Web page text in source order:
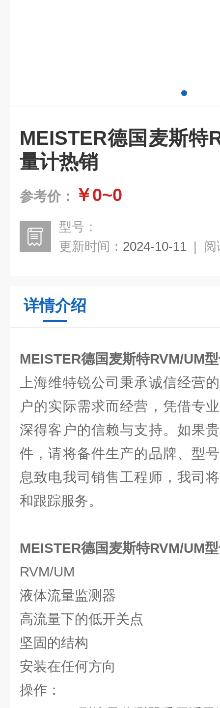
MEISTER德国麦斯特
量计热销
参考价： ￥0~0
型号：
更新时间： 2024-10-11 | 阅
详情介绍
MEISTER德国麦斯特RVM/UM
上海维特锐公司秉承诚信经营
户的实际需求而经营，凭借专
深得客户的信赖与支持。如果
件，请将备件生产的品牌、型
息致电我司销售工程师，我司
和跟踪服务。
MEISTER德国麦斯特RVM/UM
RVM/UM
液体流量监测器
高流量下的低开关点
坚固的结构
安装在任何方向
操作：